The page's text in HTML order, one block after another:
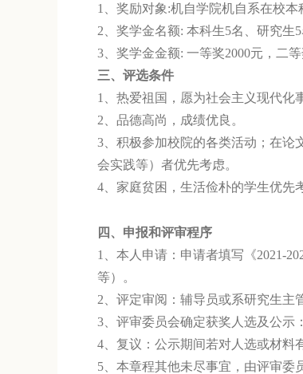
1、 奖励对象:机自学院机自系在校本
2、奖学金名额: 本科生5名、研究生5
3、奖学金金额: 一等奖2000元，二等
三、评选条件
1、热爱祖国，愿为社会主义现代化
2、品德高尚，成绩优良。
3、积极参加校院的各类活动；在论
会实践等）者优先考虑。
4、家庭贫困，生活俭朴的学生优先
四、申报和评审程序
1、本人申请：申请者填写《2021-
等）。
2、 评定审阅：辅导员或系研究生主
3、 评审委员会确定获奖人选及公示
4、复议：公示期间若对人选或材料
5、本章程其他未尽事宜，由评审委